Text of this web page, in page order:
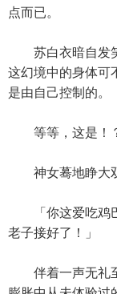
点而已。
苏白衣暗自发笑
这幻境中的身体可
是由自己控制的。
等等，这是！
神女蓦地睁大双
「你这爱吃鸡巴
老子接好了！」
伴着一声无礼至